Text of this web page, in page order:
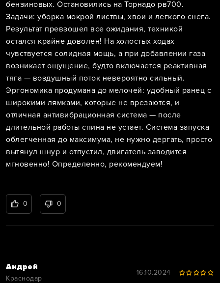
бензиновых. Остановились на Торнадо рв700.
Задачи: уборка мокрой листвы, хвои и легкого снега.
Результат превзошел все ожидания, техникой
остался крайне доволен! На холостых ходах
чувствуется солидная мощь, а при добавлении газа
возникает ощущение, будто включается реактивная
тяга — воздушный поток невероятно сильный.
Эргономика продумана до мелочей: удобный ранец с
широкими лямками, которые не врезаются, и
отличная антивибрационная система — после
длительной работы спина не устает. Система запуска
облегченная до максимума, не нужно дергать, просто
вытянул шнур и отпустил, двигатель заводится
мгновенно! Определенно, рекомендуем!
0 0
Андрей
Краснодар
16.10.2024